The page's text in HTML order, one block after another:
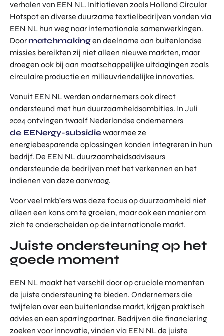
verhalen van EEN NL. Initiatieven zoals Holland Circular
Hotspot en diverse duurzame textielbedrijven vonden via
EEN NL hun weg naar internationale samenwerkingen.
Door matchmakingen deelname aan buitenlandse
missies bereikten zij niet alleen nieuwe markten, maar
droegen ook bij aan maatschappelijke uitdagingen zoals
circulaire productie en milieuvriendelijke innovaties.
Vanuit EEN NL werden ondernemers ook direct
ondersteund met hun duurzaamheidsambities. In Juli
2024 ontvingen twaalf Nederlandse ondernemers
de EENergy-subsidiewaarmee ze
energiebesparende oplossingen konden integreren in hun
bedrijf. De EEN NL duurzaamheidsadviseurs
ondersteunde de bedrijven met het verkennen en het
indienen van deze aanvraag.
Voor veel mkb’ers was deze focus op duurzaamheid niet
alleen een kans om te groeien, maar ook een manier om
zich te onderscheiden op de internationale markt.
Juiste ondersteuning op het
goede moment
EEN NL maakt het verschil door op cruciale momenten
de juiste ondersteuning te bieden. Ondernemers die
twijfelen over een buitenlandse markt, krijgen praktisch
advies en een sparringpartner. Bedrijven die financiering
zoeken voor innovatie, vinden via EEN NL de juiste